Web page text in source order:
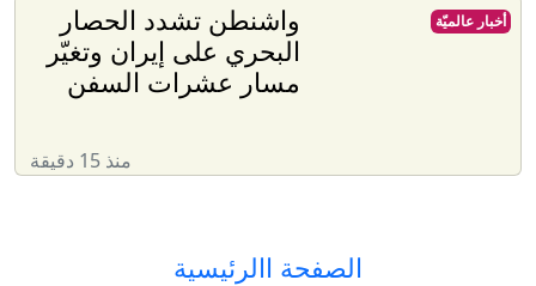
واشنطن تشدد الحصار
البحري على إيران وتغيّر
مسار عشرات السفن
منذ 15 دقيقة
أخبار عالميّة
الصفحة االرئيسية